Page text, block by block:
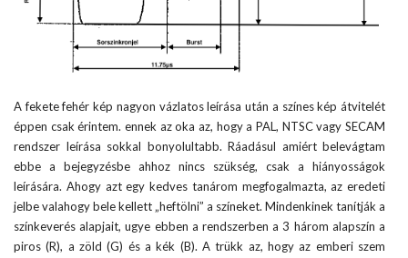
A fekete fehér kép nagyon vázlatos leírása után a színes kép átvitelét
éppen csak érintem. ennek az oka az, hogy a PAL, NTSC vagy SECAM
rendszer leírása sokkal bonyolultabb. Ráadásul amiért belevágtam
ebbe a bejegyzésbe ahhoz nincs szükség, csak a hiányosságok
leírására. Ahogy azt egy kedves tanárom megfogalmazta, az eredeti
jelbe valahogy bele kellett „heftölni” a színeket. Mindenkinek tanítják a
színkeverés alapjait, ugye ebben a rendszerben a 3 három alapszín a
piros (R), a zöld (G) és a kék (B). A trükk az, hogy az emberi szem